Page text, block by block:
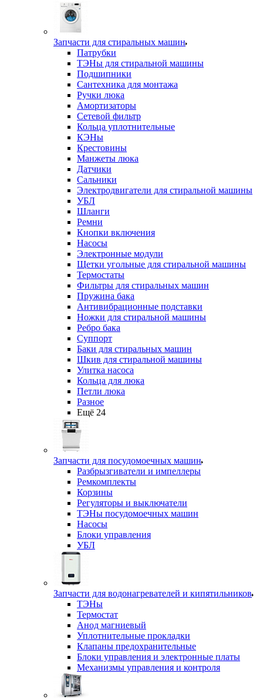
Запчасти для стиральных машин
Патрубки
ТЭНы для стиральной машины
Подшипники
Сантехника для монтажа
Ручки люка
Амортизаторы
Сетевой фильтр
Кольца уплотнительные
КЭНы
Крестовины
Манжеты люка
Датчики
Сальники
Электродвигатели для стиральной машины
УБЛ
Шланги
Ремни
Кнопки включения
Насосы
Электронные модули
Щетки угольные для стиральной машины
Термостаты
Фильтры для стиральных машин
Пружина бака
Антивибрационные подставки
Ножки для стиральной машины
Ребро бака
Суппорт
Баки для стиральных машин
Шкив для стиральной машины
Улитка насоса
Кольца для люка
Петли люка
Разное
Ещё 24
Запчасти для посудомоечных машин
Разбрызгиватели и импеллеры
Ремкомплекты
Корзины
Регуляторы и выключатели
ТЭНы посудомоечных машин
Насосы
Блоки управления
УБЛ
Запчасти для водонагревателей и кипятильников
ТЭНы
Термостат
Анод магниевый
Уплотнительные прокладки
Клапаны предохранительные
Блоки управления и электронные платы
Механизмы управления и контроля